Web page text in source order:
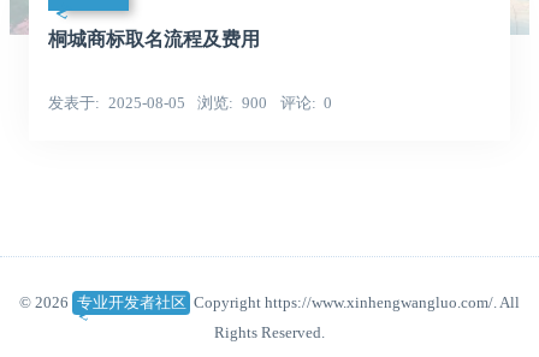
桐城商标取名流程及费用
发表于 2025-08-05 浏览 900 评论 0
© 2026 专业开发者社区 Copyright https://www.xinhengwangluo.com/. All
Rights Reserved.